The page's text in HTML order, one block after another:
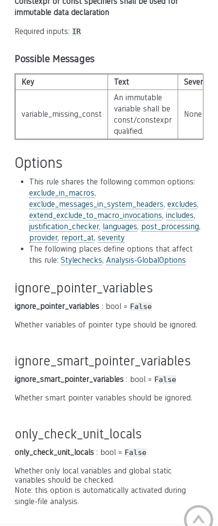
immutable data declaration
Required inputs: IR
Possible Messages
Key Text Severity
variable_missing_const
An immutable
variable shall be
const/constexpr
qualified.
None
Options
This rule shares the following common options:
exclude_in_macros,
exclude_messages_in_system_headers, excludes,
extend_exclude_to_macro_invocations, includes,
justification_checker, languages, post_processing,
provider, report_at, severity
The following places define options that affect
this rule: Stylechecks, Analysis-GlobalOptions
ignore_pointer_variables
ignore_pointer_variables : bool = False
Whether variables of pointer type should be ignored.
ignore_smart_pointer_variables
ignore_smart_pointer_variables : bool = False
Whether smart pointer variables should be ignored.
only_check_unit_locals
only_check_unit_locals : bool = False
Whether only local variables and global static
variables should be checked.
Note: this option is automatically activated during
single-file analysis.